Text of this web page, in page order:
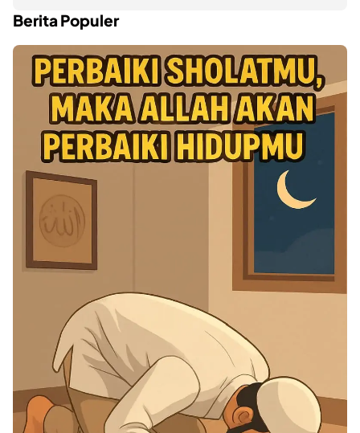
Berita Populer